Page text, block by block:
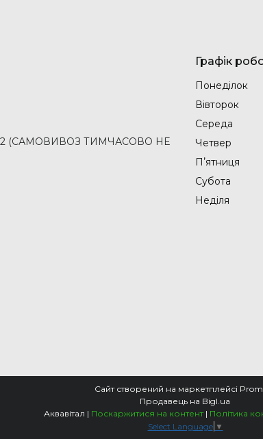
22 (САМОВИВОЗ ТИМЧАСОВО НЕ
Графік
Понеділок
Вівторок
Середа
Четвер
Пʼятниця
Субота
Неділя
Сайт створений на маркетплейсі
Продавець на Bigl.ua
Аквавітал | Поскаржитися на контент | Політика
Select Language ▼